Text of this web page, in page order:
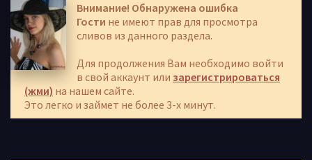
Внимание! Обнаружена ошибка
Гости не имеют прав для просмотра
сливов из данного раздела.
Для продолжения Вам необходимо войти
в свой аккаунт или зарегистрироваться
(жми) на нашем сайте.
Это легко и займет не более 3-х минут.